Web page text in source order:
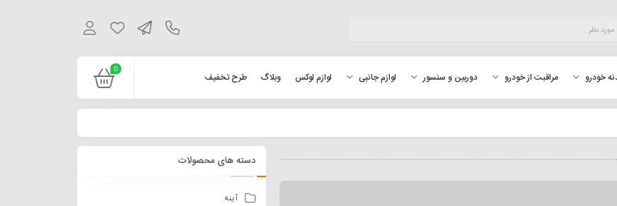
0
خودرو مراقبت از خودرو دوربین و سنسور لوازم جانبی لوازم لوکس وبلاگ طرح تخفیف
دسته های محصولات
آینه